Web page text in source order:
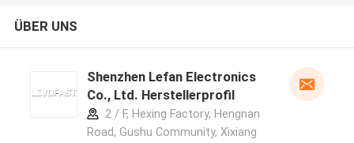
ÜBER UNS
Shenzhen Lefan Electronics
Co., Ltd. Herstellerprofil
2 / F, Hexing Factory, Hengnan
Road, Gushu Community, Xixiang